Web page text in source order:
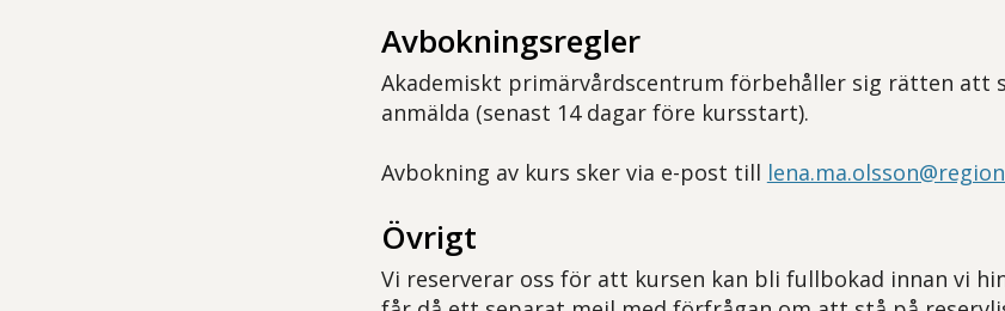
Avbokningsregler
Akademiskt primärvårdscentrum förbehåller sig rätten att
anmälda (senast 14 dagar före kursstart).
Avbokning av kurs sker via e-post till
Övrigt
Vi reserverar oss för att kursen kan bli fullbokad innan vi